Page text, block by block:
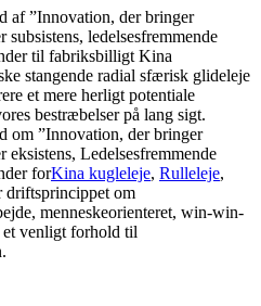
af ”Innovation, der bringer
ledelsesfremmende
til fabriksbilligt Kina
stangende radial sfærisk glideleje
et mere herligt potentiale
bestræbelser på lang sigt.
om ”Innovation, der bringer
Ledelsesfremmende
forKina kugleleje, Rulleleje,
driftsprincippet om
menneskeorienteret, win-win-
et venligt forhold til